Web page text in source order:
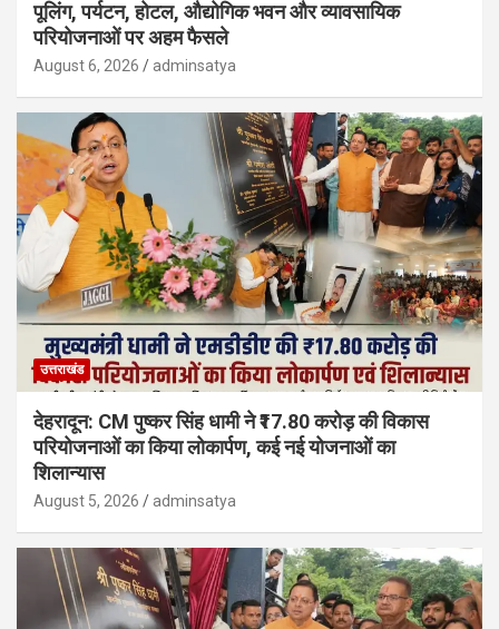
पूलिंग, पर्यटन, होटल, औद्योगिक भवन और व्यावसायिक
परियोजनाओं पर अहम फैसले
August 6, 2026 adminsatya
उत्तराखंड
देहरादून: CM पुष्कर सिंह धामी ने ₹17.80 करोड़ की विकास
परियोजनाओं का किया लोकार्पण, कई नई योजनाओं का
शिलान्यास
August 5, 2026 adminsatya